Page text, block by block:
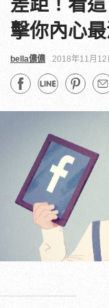
差距！看
擊你內心
bella儂儂 2018年11月12